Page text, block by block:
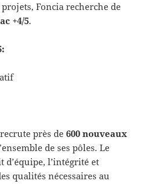
Foncia recherche de
+4/5.
près de 600 nouveaux
de ses pôles. Le
d’équipe, l’intégrité et
qualités nécessaires au